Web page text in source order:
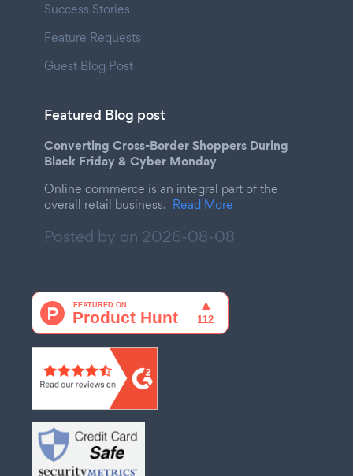
Success Stories
Feature Requests
Guest Blog Post
Featured Blog post
Converting Cross-Border Shoppers During
Black Friday & Cyber Monday
Online commerce is an integral part of the
overall retail business. Read More
Posted by on 2026-08-08